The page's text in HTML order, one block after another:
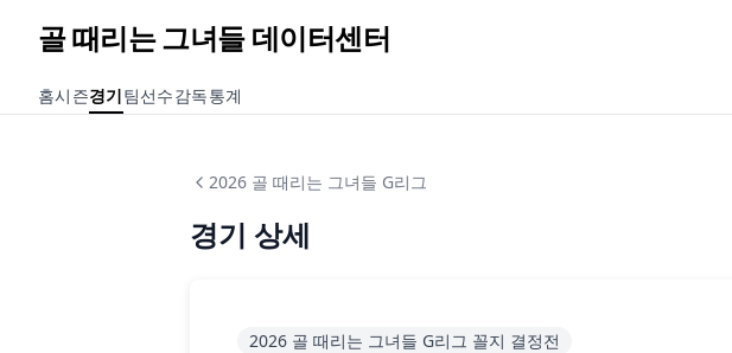
골 때리는 그녀들 데이터센터
홈시즌경기팀선수감독통계
2026 골 때리는 그녀들 G리그
경기 상세
2026 골 때리는 그녀들 G리그 꼴지 결정전